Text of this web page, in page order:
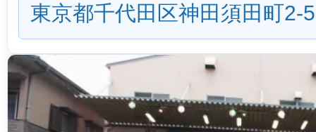
東京都千代田区神田須田町2-